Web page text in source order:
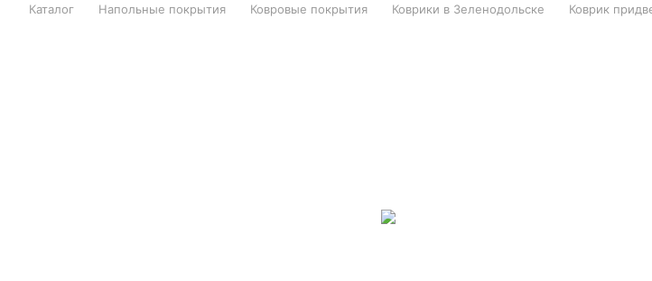
Каталог Напольные покрытия Ковровые покрытия Коврики в Зеленодольске Коврик